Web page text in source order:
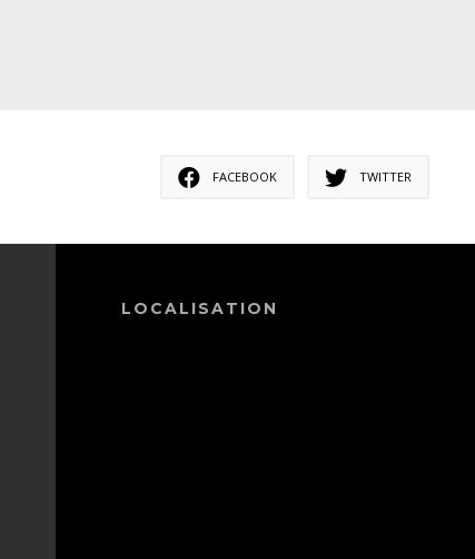
FACEBOOK TWITTER
LOCALISATION